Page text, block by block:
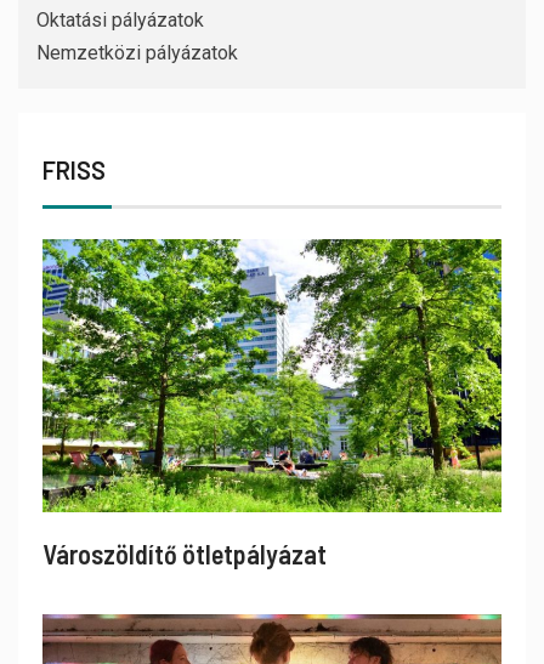
Oktatási pályázatok
Nemzetközi pályázatok
FRISS
Városzöldítő ötletpályázat